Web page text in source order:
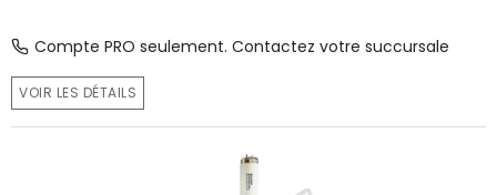
Compte PRO seulement. Contactez votre succursale
VOIR LES DÉTAILS